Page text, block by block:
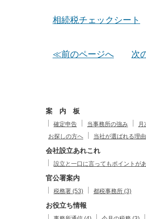
相続税チェックシート
≪前のページへ 次
案 内 板
確定申告 当事務所の強み
月
お探しの方へ
当社が選ばれる理由
会社設立あれこれ
設立と一口に言ってもポイントが
官公署案内
税務署 (53) 都税事務所 (3)
お役立ち情報